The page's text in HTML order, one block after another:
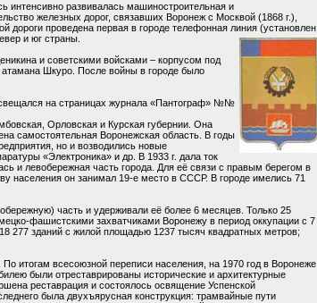
развивалась машиностроительная и
железных дорог, связавших Воронеж с Москвой (1868 г.),
дороги проведена первая в городе телефонная линия (установлен
и юг страны.
и советскими войсками – корпусом под
Шкуро. После войны в городе было
на страницах журнала «Пантограф» №№
Орловская и Курская губернии. Она
самостоятельная Воронежская область. В годы
но и возводились новые
«Электроника» и др. В 1933 г. дала ток
и левобережная часть города. Для её связи с правым берегом в
населения он занимал 19-е место в СССР. В городе имелись 71
часть и удерживали её более 6 месяцев. Только 25
фашистскими захватчиками Воронежу в период оккупации с 7
277 зданий с жилой площадью 1237 тысяч квадратных метров;
итогам всесоюзной переписи населения, на 1970 год в Воронеже
были отреставрированы исторические и архитектурные
реставрация и состоялось освящение Успенской
была двухъярусная конструкция: трамвайные пути